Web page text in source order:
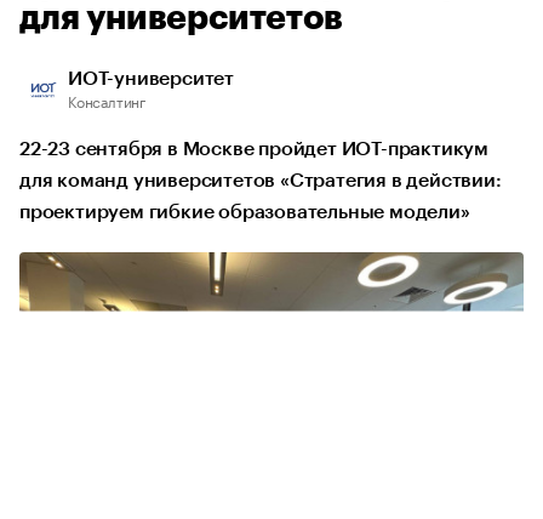
для университетов
ИОТ-университет
Консалтинг
22-23 сентября в Москве пройдет ИОТ-практикум
для команд университетов «Стратегия в действии:
проектируем гибкие образовательные модели»